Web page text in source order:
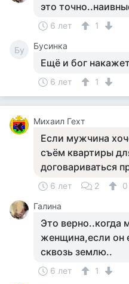
это
6 лет 1
Бу Бусинка
Ещё и бог
6 лет 1
Михаил Гехт
Если мужчина
съём квартиры
договариваться
6 лет 2
0
Галина
Это верно..когда
женщина,если он
сквозь землю..
6 лет
1